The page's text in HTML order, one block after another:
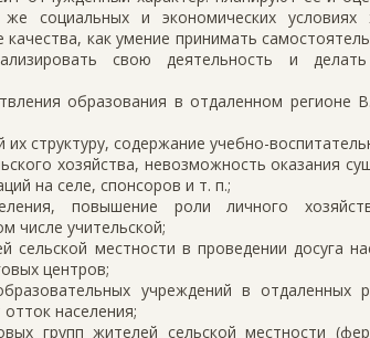
и экономических условиях
как умение принимать
свою деятельность и делать
образования в отдаленном регионе
структуру, содержание учебно-
хозяйства, невозможность оказания
на селе, спонсоров и т. п.;
повышение роли личного
числе учительской;
сельской местности в проведении досуга
центров;
учреждений в отдаленных
населения;
групп жителей сельской местности